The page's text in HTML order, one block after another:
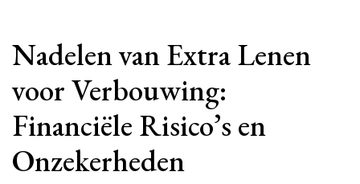
Nadelen van Extra Lenen
voor Verbouwing:
Financiële Risico’s en
Onzekerheden